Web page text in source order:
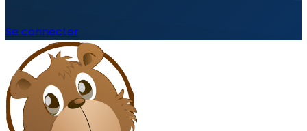
Se connecter